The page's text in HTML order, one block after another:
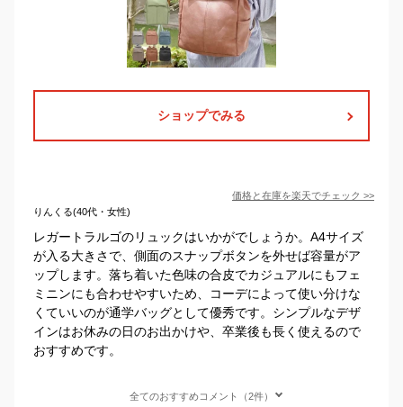
ショップでみる
価格と在庫を楽天でチェック >>
りんくる(40代・女性)
レガートラルゴのリュックはいかがでしょうか。A4サイズ
が入る大きさで、側面のスナップボタンを外せば容量がア
ップします。落ち着いた色味の合皮でカジュアルにもフェ
ミニンにも合わせやすいため、コーデによって使い分けな
くていいのが通学バッグとして優秀です。シンプルなデザ
インはお休みの日のお出かけや、卒業後も長く使えるので
おすすめです。
全てのおすすめコメント（2件）